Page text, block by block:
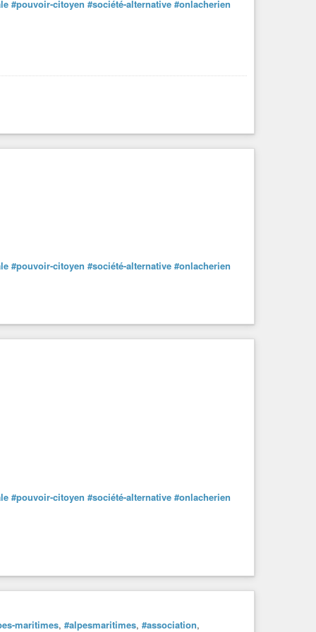
#pouvoir-citoyen #société-alternative #onlacherien
#pouvoir-citoyen #société-alternative #onlacherien
#pouvoir-citoyen #société-alternative #onlacherien
maritimes, #alpesmaritimes, #association,